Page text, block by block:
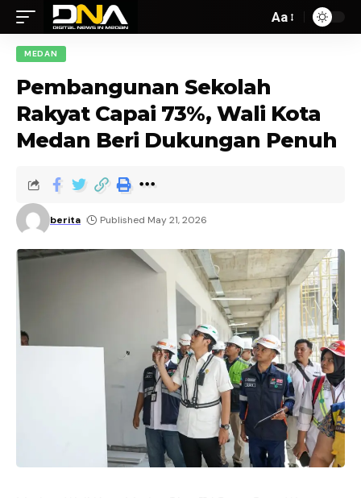
Aa
MEDAN
Pembangunan Sekolah
Rakyat Capai 73%, Wali Kota
Medan Beri Dukungan Penuh
berita Published May 21, 2026